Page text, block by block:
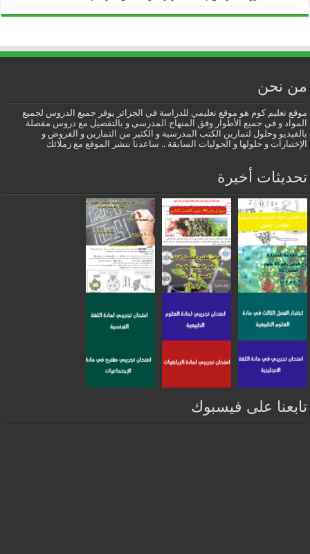
من نحن
موقع تعليم كوم هو موقع تعليمي للدراسة في الجزائر يوفر جميع الدروس لجميع
المواد و في جميع الأطوار وفق المنهاج المدرسي و بالتفصيل مع دروس مفصلة
بالفيديو وحلول لتمارين الكتب المدرسية و الكثير من التمارين و الفروض و
الإختبارات و حلولها و الحوليات السابقة .. ساعدنا بنشر الموقع مع زملائك
تحديثات أخيرة
تابعنا على فيسبوك